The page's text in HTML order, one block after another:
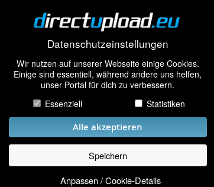
Datenschutzeinstellungen
Wir nutzen auf unserer Webseite einige Cookies.
Einige sind essentiell, während andere uns helfen,
unser Portal für dich zu verbessern.
Essenziell
Statistiken
Alle akzeptieren
Speichern
Anpassen / Cookie-Details
Bilder